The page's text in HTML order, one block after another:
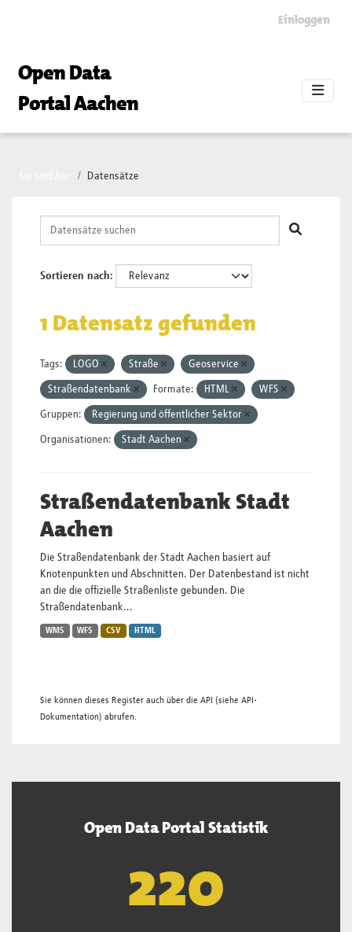
Einloggen
Open Data
Portal Aachen
Datensätze
Sortieren nach
1 Datensatz gefunden
Tags: LOGO Straße Geoservice
Straßendatenbank Formate: HTML WFS
Gruppen: Regierung und öffentlicher Sektor
Organisationen: Stadt Aachen
Straßendatenbank Stadt
Aachen
Die Straßendatenbank der Stadt Aachen basiert auf
Knotenpunkten und Abschnitten. Der Datenbestand ist nicht
an die die offizielle Straßenliste gebunden. Die
Straßendatenbank...
WMS WFS CSV HTML
Sie können dieses Register auch über die API (siehe API-
Dokumentation) abrufen.
Open Data Portal Statistik
222